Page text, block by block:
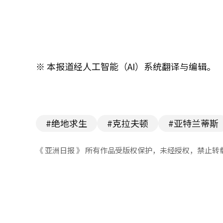
※ 本报道经人工智能（AI）系统翻译与编辑。
#绝地求生 #克拉夫顿 #亚特兰蒂斯
《 亚洲日报 》 所有作品受版权保护，未经授权，禁止转